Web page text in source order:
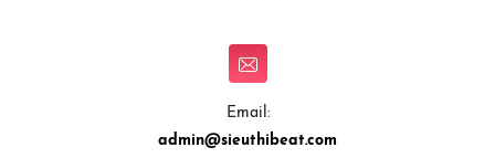
Email:
admin@sieuthibeat.com